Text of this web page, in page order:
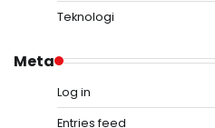
Teknologi
Meta
Log in
Entries feed